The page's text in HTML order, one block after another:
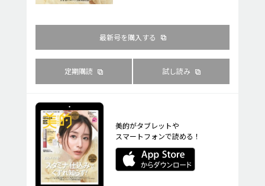
最新号を購入する
定期購読 試し読み
美的がタブレットや
スマートフォンで読める！